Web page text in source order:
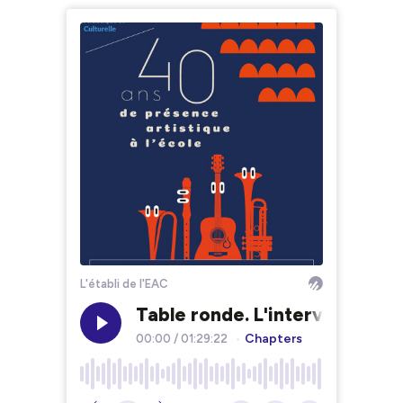
L'établi de l'EAC
Table ronde. L'intervention
00:00 / 01:29:22 Chapters